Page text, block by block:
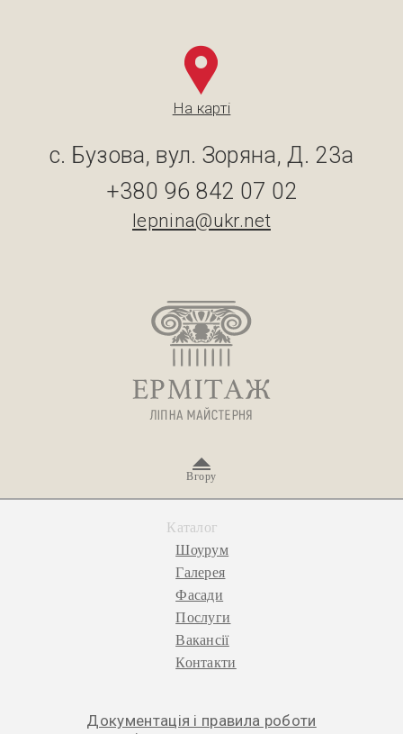
На карті
с. Бузова, вул. Зоряна, Д. 23а
+380 96 842 07 02
lepnina@ukr.net
Вгору
Каталог
Шоурум
Галерея
Фасади
Послуги
Вакансії
Контакти
Документація і правила роботи